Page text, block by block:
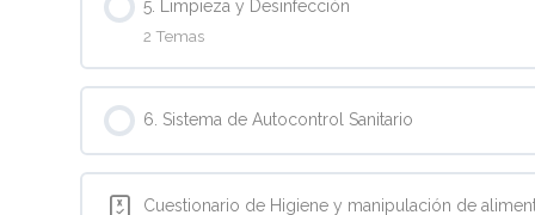
2.4. Peligros en la manipulación. Parásitos.
2.6. Peligros en la manipulación. Peligros físicos y
4.1. Buenas prácticas de manipulación.
5. Limpieza y Desinfección
2 Temas
5.1. Limpieza y desinfección
6. Sistema de Autocontrol Sanitario
Cuestionario de Higiene y manipulación de